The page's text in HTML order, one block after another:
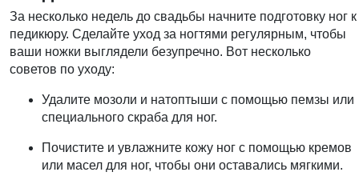
За несколько недель до свадьбы начните подготовку ног к
педикюру. Сделайте уход за ногтями регулярным, чтобы
ваши ножки выглядели безупречно. Вот несколько
советов по уходу:
Удалите мозоли и натоптыши с помощью пемзы или
специального скраба для ног.
Почистите и увлажните кожу ног с помощью кремов
или масел для ног, чтобы они оставались мягкими.